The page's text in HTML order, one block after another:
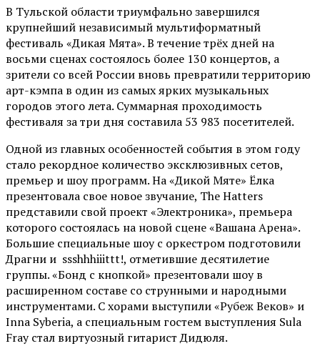
В Тульской области триумфально завершился
крупнейший независимый мультиформатный
фестиваль «Дикая Мята». В течение трёх дней на
восьми сценах состоялось более 130 концертов, а
зрители со всей России вновь превратили территорию
арт-кэмпа в один из самых ярких музыкальных
городов этого лета. Суммарная проходимость
фестиваля за три дня составила 53 983 посетителей.
Одной из главных особенностей события в этом году
стало рекордное количество эксклюзивных сетов,
премьер и шоу программ. На «Дикой Мяте» Ёлка
презентовала свое новое звучание, The Hatters
представили свой проект «Электроника», премьера
которого состоялась на новой сцене «Вашана Арена».
Большие специальные шоу с оркестром подготовили
Драгни и ssshhhiiittt!, отметившие десятилетие
группы. «Бонд с кнопкой» презентовали шоу в
расширенном составе со струнными и народными
инструментами. С хорами выступили «Рубеж Веков» и
Inna Syberia, а специальным гостем выступления Sula
Fray стал виртуозный гитарист Дидюля.